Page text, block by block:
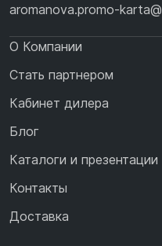
aromanova.promo-
О Компании
Стать партнером
Кабинет дилера
Блог
Каталоги и презентации
Контакты
Доставка